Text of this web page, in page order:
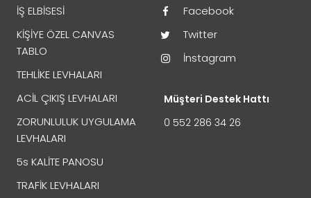
İŞ ELBİSESİ
KİŞİYE ÖZEL CANVAS
TABLO
TEHLİKE LEVHALARI
ACİL ÇIKIŞ LEVHALARI
ZORUNLULUK UYGULAMA
LEVHALARI
5s KALİTE PANOSU
TRAFİK LEVHALARI
Facebook
Twitter
İnstagram
Müşteri Destek Hattı
0 552 286 34 26